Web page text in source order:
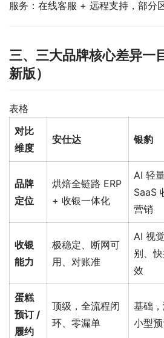
服务：在线客服 + 远程支持，部分
三、三大品牌核心差异一
新版）
表格
对比
维度
安仕达 银豹
品牌
定位
烘焙全链路 ERP
+ 收银一体化
AI 轻
SaaS
营销
收银
能力
极稳定、断网可
用、对账准
AI 视
别、
效
蛋糕
预订 /
履约
顶级，全流程闭
环、零漏单
基础
小型